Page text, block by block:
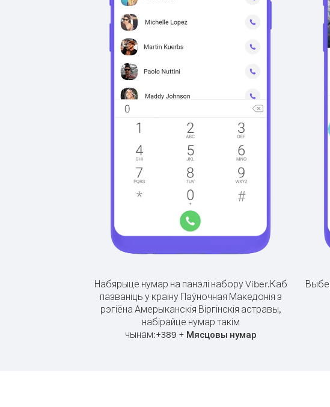
Набярыце нумар на панэлі набору Viber.Каб
пазваніць у краіну Паўночная Македонія з
рэгіёна Амерыканскія Віргінскія астравы,
набірайце нумар такім
чынам:+389 + Мясцовы нумар